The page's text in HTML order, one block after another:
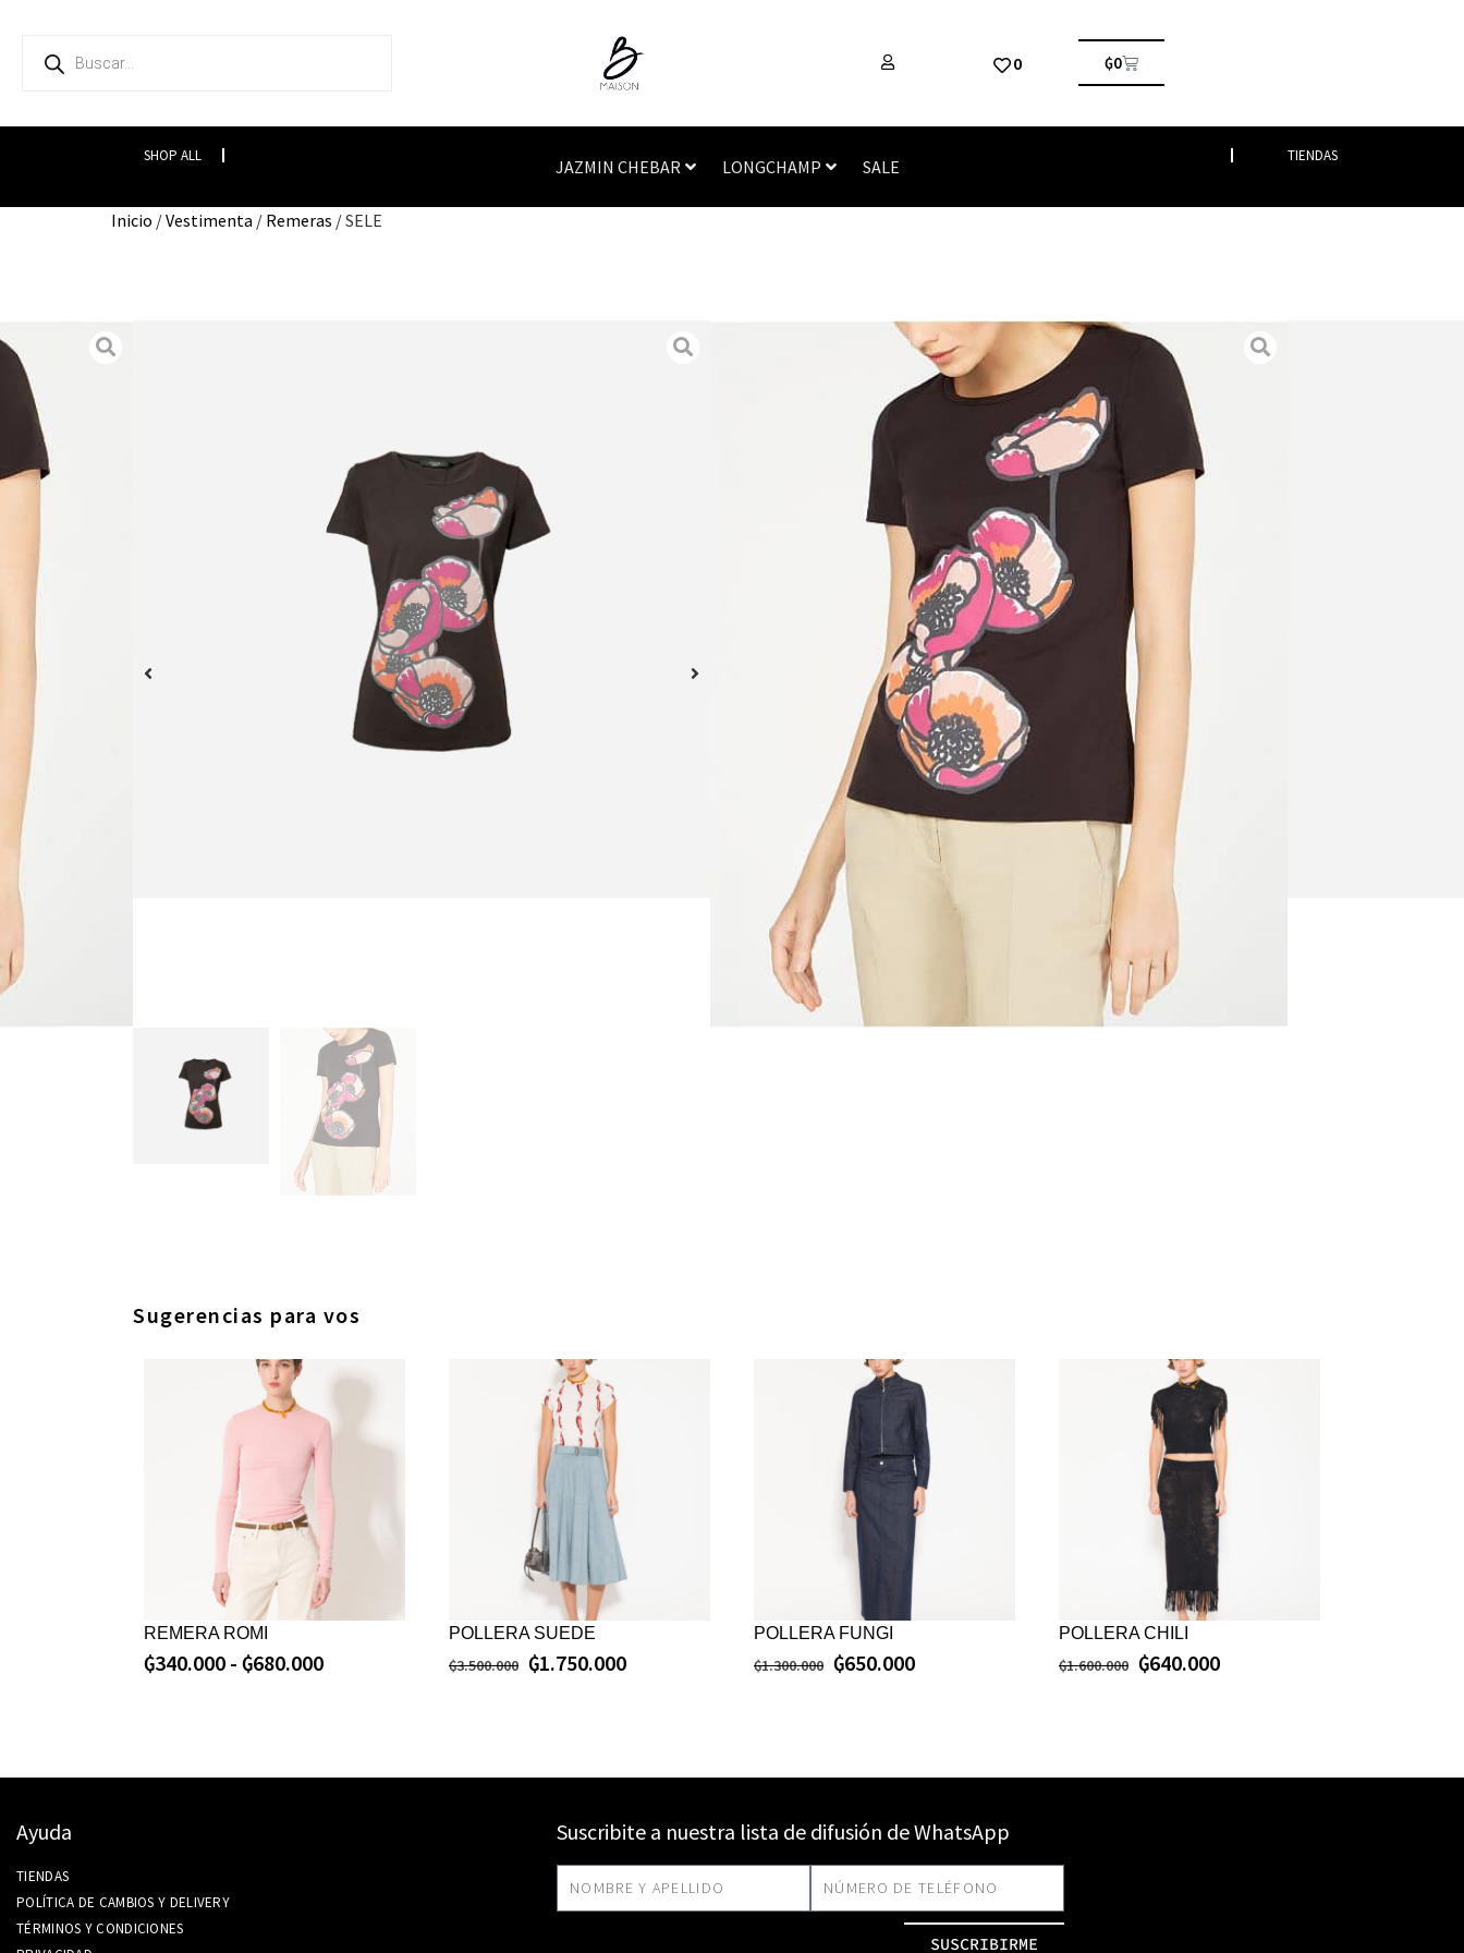
0 ₲0
SHOP ALL
JAZMIN CHEBAR LONGCHAMP SALE
TIENDAS
Inicio /Vestimenta / Remeras / SELE
Vestimenta/ Remeras / SELE
Categorías
Vestimenta
Camisa para dama mangas cortas de algodón, con diseño.
Este producto no está disponible porque no quedan existencias.
Añadir al Wishlist
Sugerencias para vos
REMERA ROMI
₲340.000 - ₲680.000
POLLERA SUEDE
₲3.500.000 ₲1.750.000
POLLERA FUNGI
₲1.300.000 ₲650.000
POLLERA CHILI
₲1.600.000 ₲640.000
Ayuda
TIENDAS
POLÍTICA DE CAMBIOS Y DELIVERY
TÉRMINOS Y CONDICIONES
Suscribite a nuestra lista de difusión de WhatsApp
SUSCRIBIRME